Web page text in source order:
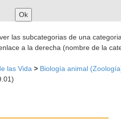
las subcategorias de una
a la derecha (nombre de la
las Vida > Biología animal